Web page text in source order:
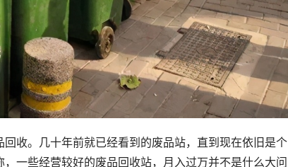
收。几十年前就已经看到的废品站，直到现在依旧是个
一些经营较好的废品回收站，月入过万并不是什么大问